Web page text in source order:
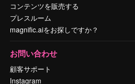
コンテンツを販売する
プレスルーム
magnific.aiをお探しですか？
お問い合わせ
顧客サポート
Instagram